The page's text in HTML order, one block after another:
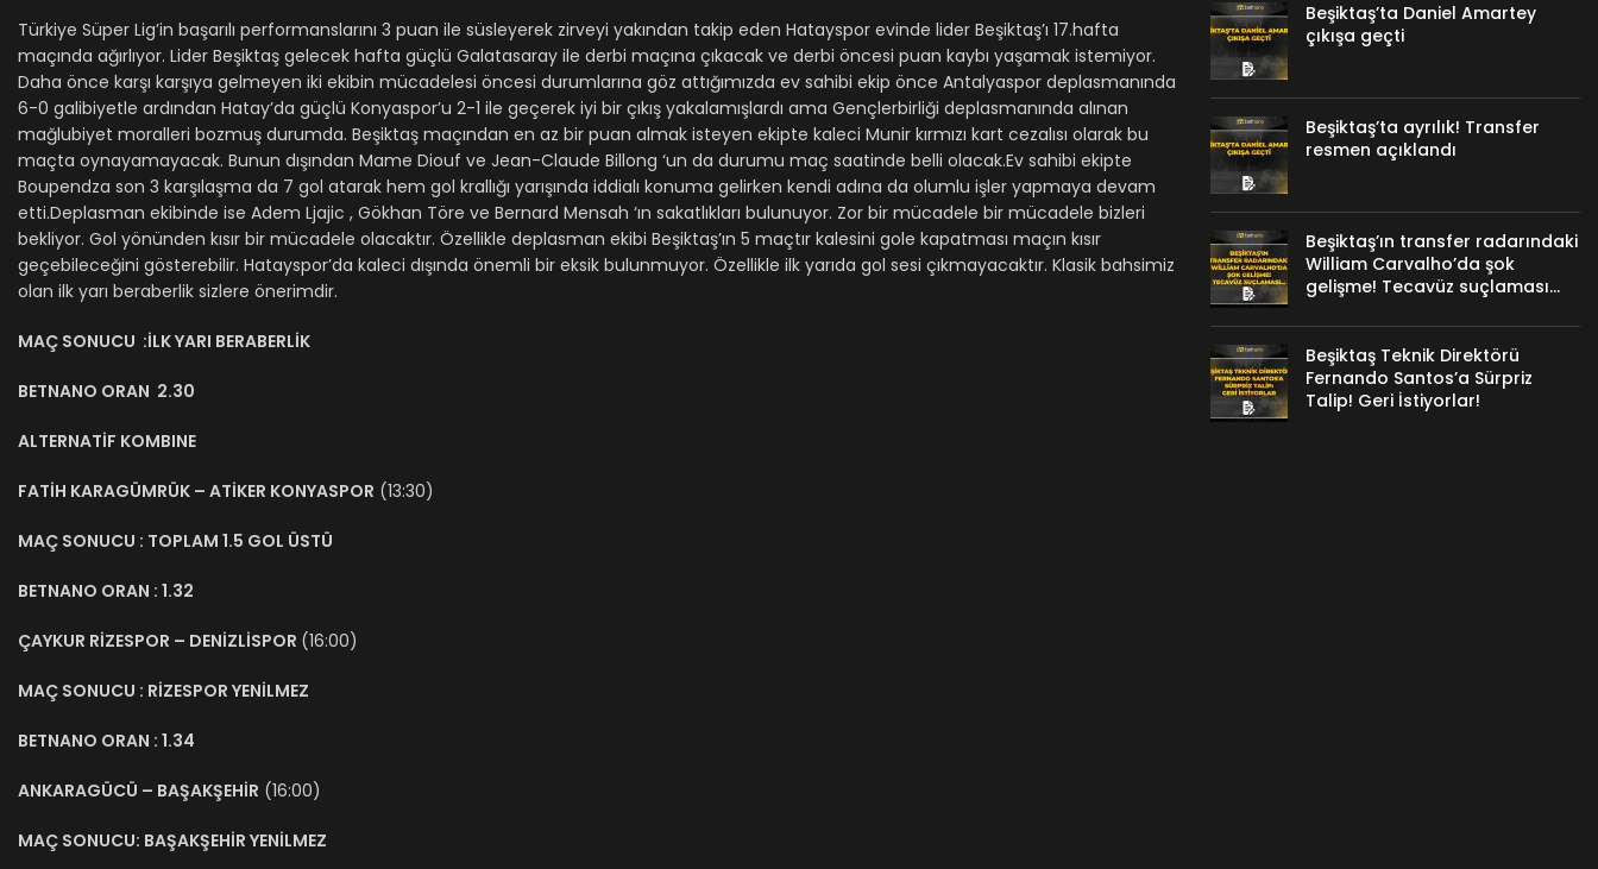
Türkiye Süper Lig’in başarılı performanslarını 3 puan ile süsleyerek zirveyi yakından takip eden Hatayspor evinde lider Beşiktaş’ı 17.hafta
maçında ağırlıyor. Lider Beşiktaş gelecek hafta güçlü Galatasaray ile derbi maçına çıkacak ve derbi öncesi puan kaybı yaşamak istemiyor.
Daha önce karşı karşıya gelmeyen iki ekibin mücadelesi öncesi durumlarına göz attığımızda ev sahibi ekip önce Antalyaspor deplasmanında
6-0 galibiyetle ardından Hatay’da güçlü Konyaspor’u 2-1 ile geçerek iyi bir çıkış yakalamışlardı ama Gençlerbirliği deplasmanında alınan
mağlubiyet moralleri bozmuş durumda. Beşiktaş maçından en az bir puan almak isteyen ekipte kaleci Munir kırmızı kart cezalısı olarak bu
maçta oynayamayacak. Bunun dışından Mame Diouf ve Jean-Claude Billong ‘un da durumu maç saatinde belli olacak.Ev sahibi ekipte
Boupendza son 3 karşılaşma da 7 gol atarak hem gol krallığı yarışında iddialı konuma gelirken kendi adına da olumlu işler yapmaya devam
etti.Deplasman ekibinde ise Adem Ljajic , Gökhan Töre ve Bernard Mensah ‘ın sakatlıkları bulunuyor. Zor bir mücadele bir mücadele bizleri
bekliyor. Gol yönünden kısır bir mücadele olacaktır. Özellikle deplasman ekibi Beşiktaş’ın 5 maçtır kalesini gole kapatması maçın kısır
geçebileceğini gösterebilir. Hatayspor’da kaleci dışında önemli bir eksik bulunmuyor. Özellikle ilk yarıda gol sesi çıkmayacaktır. Klasik bahsimiz
olan ilk yarı beraberlik sizlere önerimdir.
MAÇ SONUCU :İLK YARI BERABERLİK
BETNANO ORAN 2.30
ALTERNATİF KOMBINE
FATİH KARAGÜMRÜK – ATİKER KONYASPOR (13:30)
MAÇ SONUCU : TOPLAM 1.5 GOL ÜSTÜ
BETNANO ORAN : 1.32
ÇAYKUR RİZESPOR – DENİZLİSPOR (16:00)
MAÇ SONUCU : RİZESPOR YENİLMEZ
BETNANO ORAN : 1.34
ANKARAGÜCÜ – BAŞAKŞEHİR (16:00)
MAÇ SONUCU: BAŞAKŞEHİR YENİLMEZ
Beşiktaş’ta Daniel Amartey
çıkışa geçti
Beşiktaş’ta ayrılık! Transfer
resmen açıklandı
Beşiktaş’ın transfer radarındaki
William Carvalho’da şok
gelişme! Tecavüz suçlaması…
Beşiktaş Teknik Direktörü
Fernando Santos’a Sürpriz
Talip! Geri İstiyorlar!